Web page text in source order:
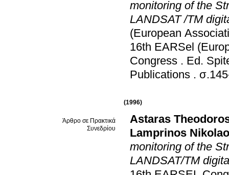
monitoring of the
LANDSAT /TM
(European
16th EARSel
Congress . Ed.
Publications .
(1996)
Άρθρο σε Πρακτικά
Συνεδρίου
Astaras
Lamprinos
monitoring of the
LANDSAT/TM